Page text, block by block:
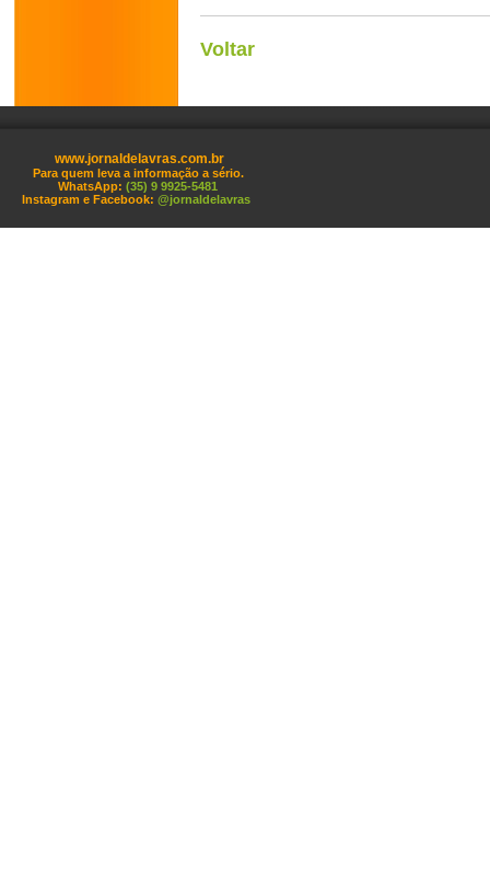
Voltar
www.jornaldelavras.com.br
Para quem leva a informação a sério.
WhatsApp: (35) 9 9925-5481
Instagram e Facebook: @jornaldelavras